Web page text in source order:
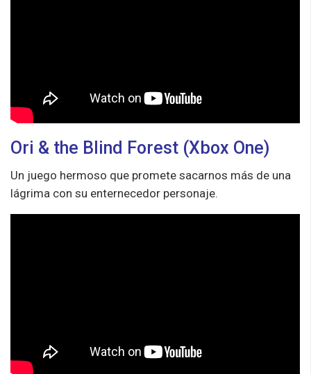
Ori & the Blind Forest (Xbox One)
Un juego hermoso que promete sacarnos más de una
lágrima con su enternecedor personaje.